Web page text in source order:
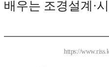
배우는 조경설계·
https://